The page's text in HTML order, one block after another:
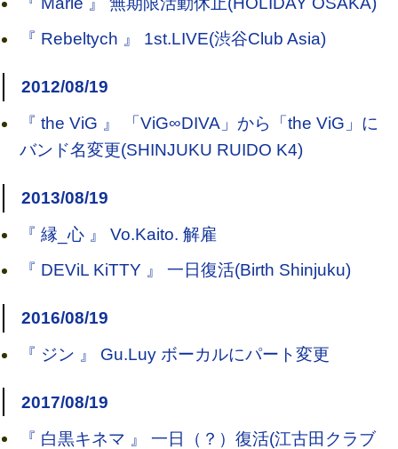
『 Rebeltych 』 1st.LIVE(渋谷Club Asia)
2012/08/19
『 the ViG 』 「ViG∞DIVA」から「the ViG」に
バンド名変更(SHINJUKU RUIDO K4)
2013/08/19
『 縁_心 』 Vo.Kaito. 解雇
『 DEViL KiTTY 』 一日復活(Birth Shinjuku)
2016/08/19
『 ジン 』 Gu.Luy ボーカルにパート変更
2017/08/19
『 白黒キネマ 』 一日（？）復活(江古田クラブ